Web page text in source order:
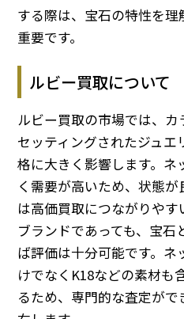
する際は、宝石の特性を
重要です。
ルビー買取について
ルビー買取の市場では、
セッティングされたジュ
格に大きく影響します。
く需要が高いため、状態
は高価買取につながりや
ブランドであっても、宝
ば評価は十分可能です。
けでなくK18などの素材も
るため、専門的な査定が